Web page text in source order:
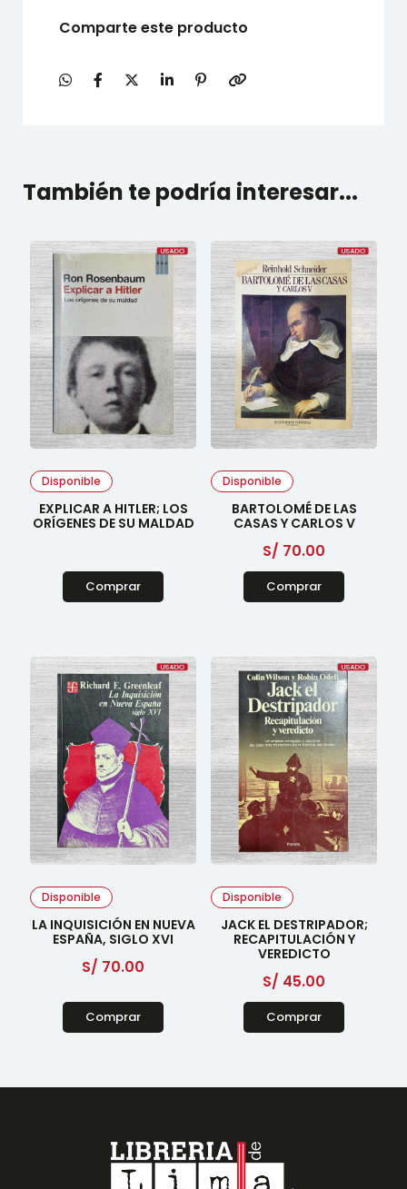
Comparte este producto
También te podría interesar...
Disponible
EXPLICAR A HITLER; LOS
ORÍGENES DE SU MALDAD
Comprar
Disponible
BARTOLOMÉ DE LAS
CASAS Y CARLOS V
S/ 70.00
Comprar
Disponible
LA INQUISICIÓN EN NUEVA
ESPAÑA, SIGLO XVI
S/ 70.00
Comprar
Disponible
JACK EL DESTRIPADOR;
RECAPITULACIÓN Y
VEREDICTO
S/ 45.00
Comprar